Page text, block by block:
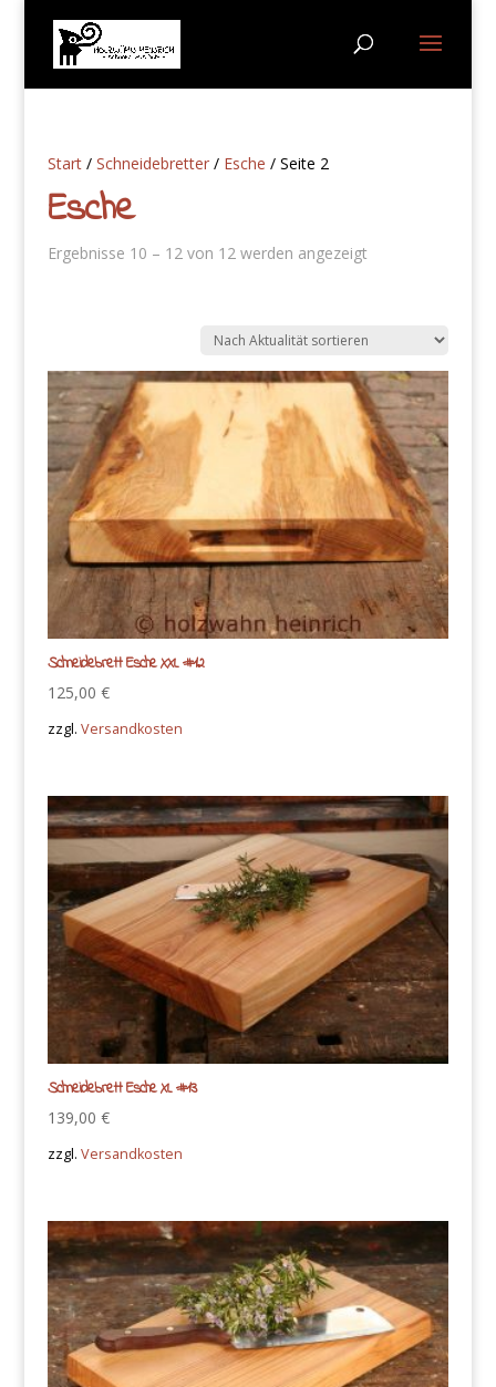
Start/ Schneidebretter/ Esche / Seite 2
Esche
Ergebnisse 10 – 12 von 12 werden angezeigtNach
Schneidebrett Esche XXL #12
125,00 €
zzgl. Versandkosten
Schneidebrett Esche XL #13
139,00 €
zzgl. Versandkosten